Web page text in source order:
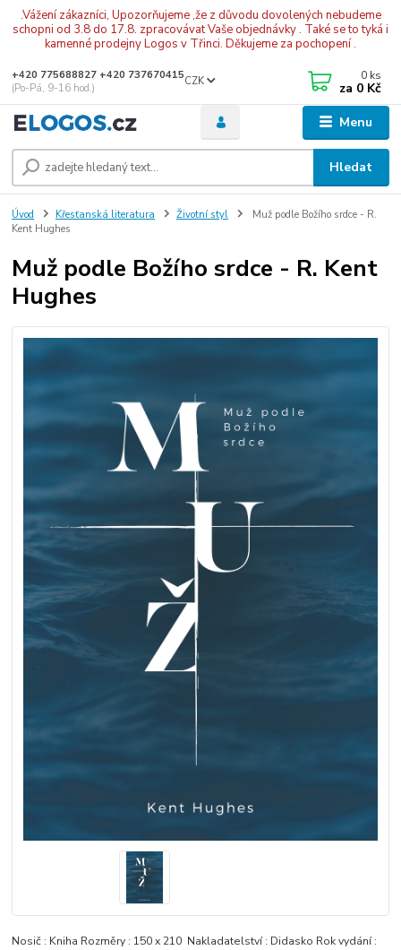
.Vážení zákazníci, Upozorňujeme ,že z důvodu dovolených nebudeme
schopni od 3.8 do 17.8. zpracovávat Vaše objednávky . Také se to tyká i
kamenné prodejny Logos v Třinci. Děkujeme za pochopení .
Menu
CZK
Hledat
+420 775688827 +420 737670415
(Po-Pá, 9-16 hod.)
0 ks
za 0 Kč
Úvod Křesťanská literatura Životní styl
Muž podle Božího srdce - R.
Kent Hughes
Muž podle Božího srdce - R. Kent
Hughes
Nosič : Kniha Rozměry : 150 x 210 Nakladatelství : Didasko Rok vydání :